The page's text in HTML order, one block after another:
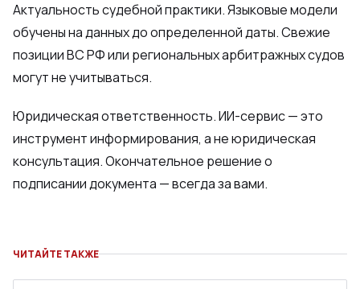
Актуальность судебной практики. Языковые модели
обучены на данных до определенной даты. Свежие
позиции ВС РФ или региональных арбитражных судов
могут не учитываться.
Юридическая ответственность. ИИ-сервис — это
инструмент информирования, а не юридическая
консультация. Окончательное решение о
подписании документа — всегда за вами.
ЧИТАЙТЕ ТАКЖЕ